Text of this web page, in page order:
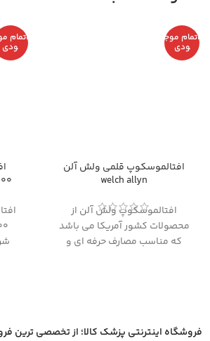
اتمام موج
ودی
افتالموسکوپ قلمی ولش آلن
welch allyn
افتالموسکوپ ولش آلن از
محصولات کشور آمریکا می باشد
که مناسب مصارف حرفه ای و
اتمام
ودی
فروشگاه اینترنتی پزشک کالا؛ از تخصصی ترین